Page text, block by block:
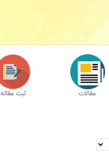
مقالات ثبت مقاله